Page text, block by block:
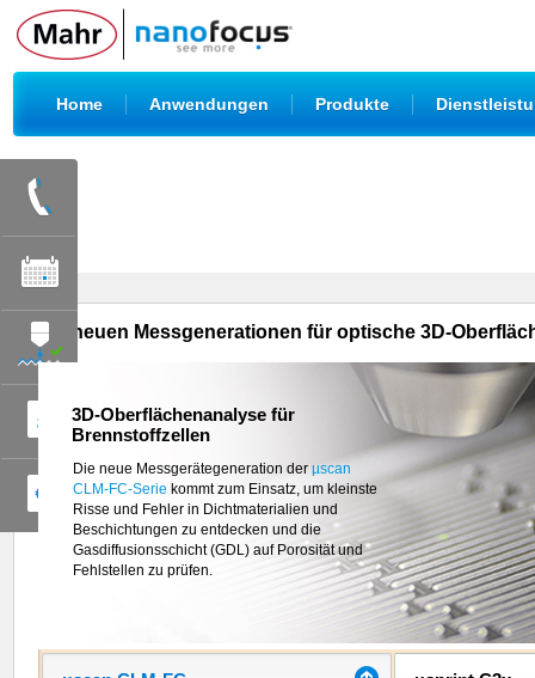
Home Anwendungen Produkte
Die neuen Messgenerationen für optische 3D-
präsentiert NanoFocus die
neueste Ausbaustufe des Highspeed-
Sensors. Bei10-fach höherer axialer
Auflösung und einer lateralen Auflösung bis
0,5 µmerfasst µsprint C3x mit seinen 256
Kanälen mehr als5 Millionen 3D-Messpunkte
pro Sekunde.
3D-Oberflächenanalyse für
Brennstoffzellen
Die neue Messgerätegeneration der µscan
CLM-FC-Serie kommt zum Einsatz, um kleinste
Risse und Fehler in Dichtmaterialien und
Beschichtungen zu entdecken und die
Gasdiffusionsschicht (GDL) auf Porosität und
Fehlstellen zu prüfen.